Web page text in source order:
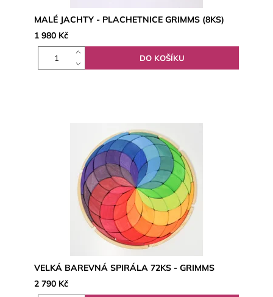
MALÉ JACHTY - PLACHETNICE GRIMMS (8KS)
1 980 Kč
VELKÁ BAREVNÁ SPIRÁLA 72KS - GRIMMS
2 790 Kč